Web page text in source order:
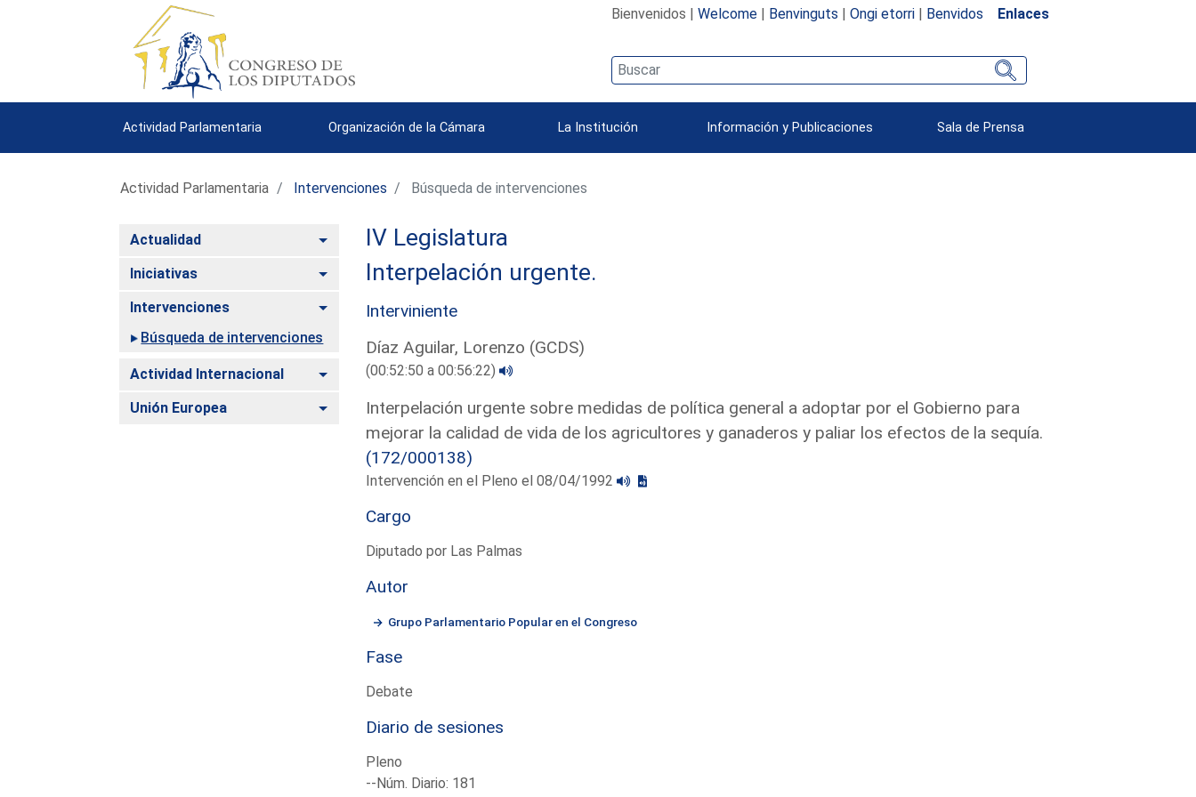
Bienvenidos | Welcome| Benvinguts | Ongi etorri| Benvidos Enlaces
Actividad Parlamentaria Organización de la Cámara La Institución Información y Publicaciones Sala de Prensa
Actividad Parlamentaria Intervenciones Búsqueda de intervenciones
Actualidad Alternar
Iniciativas Alternar
Intervenciones
Alternar
Búsqueda de intervenciones
Actividad Internacional Alternar
Unión Europea Alternar
IV Legislatura
Interpelación urgente.
Interviniente
Díaz Aguilar, Lorenzo (GCDS)
(00:52:50 a 00:56:22)
Interpelación urgente sobre medidas de política general a adoptar por el Gobierno para
mejorar la calidad de vida de los agricultores y ganaderos y paliar los efectos de la sequía.
(172/000138)
Intervención en el Pleno el 08/04/1992
Cargo
Diputado por Las Palmas
Autor
Grupo Parlamentario Popular en el Congreso
Fase
Debate
Diario de sesiones
Pleno
--Núm. Diario: 181